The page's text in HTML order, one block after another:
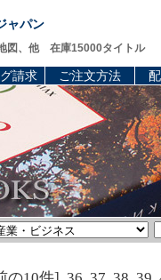
ャパン
図、他 在庫15000タイトル
請求 ご注文方法